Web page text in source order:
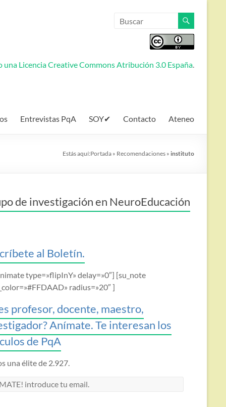
una Licencia Creative Commons Atribución 3.0 España.
Entrevistas PqA SOY✔ Contacto Ateneo
Estás aquí:Portada » Recomendaciones » instituto
de investigación en NeuroEducación
al Boletín.
type=»flipInY» delay=»0″] [su_note
radius=»20″ ]
profesor, docente, maestro,
Anímate. Te interesan los
de PqA
una élite de 2.927.